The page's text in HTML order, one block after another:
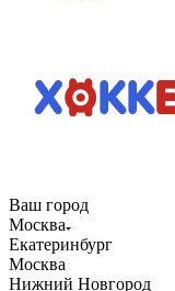
Ваш город
Москва
Екатеринбург
Москва
Нижний Новгород